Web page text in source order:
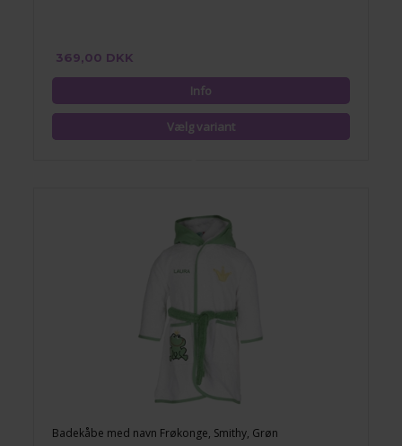
369,00 DKK
Badekåbe med navn Frøkonge, Smithy, Grøn